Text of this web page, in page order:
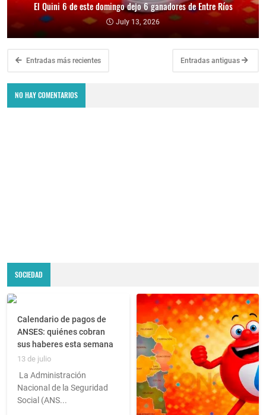
El Quini 6 de este domingo dejo 6 ganadores de Entre Ríos
July 13, 2026
Entradas más recientes Entradas antiguas
NO HAY COMENTARIOS
SOCIEDAD
Calendario de pagos de
ANSES: quiénes cobran
sus haberes esta semana
13 de julio
La Administración
Nacional de la Seguridad
Social (ANS...